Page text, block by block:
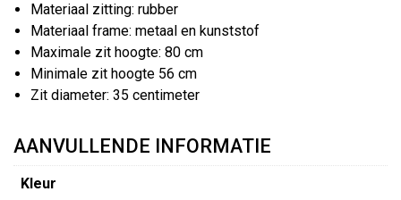
Materiaal zitting: rubber
Materiaal frame: metaal en kunststof
Maximale zit hoogte: 80 cm
Minimale zit hoogte 56 cm
Zit diameter: 35 centimeter
AANVULLENDE INFORMATIE
Kleur